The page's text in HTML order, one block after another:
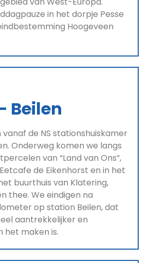
in het dorpje Pesse
Hoogeveen
Beilen
de NS stationshuiskamer
Onderweg komen we langs
van “Land van Ons”,
de Eikenhorst en in het
buurthuis van Klatering,
thee. We eindigen na
op station Beilen, dat
aantrekkelijker en
het maken is.